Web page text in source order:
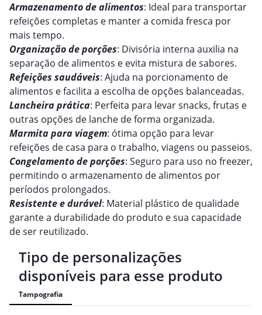
Armazenamento de alimentos: Ideal para transportar
refeições completas e manter a comida fresca por
mais tempo.
Organização de porções: Divisória interna auxilia na
separação de alimentos e evita mistura de sabores.
Refeições saudáveis: Ajuda na porcionamento de
alimentos e facilita a escolha de opções balanceadas.
Lancheira prática: Perfeita para levar snacks, frutas e
outras opções de lanche de forma organizada.
Marmita para viagem: ótima opção para levar
refeições de casa para o trabalho, viagens ou passeios.
Congelamento de porções: Seguro para uso no freezer,
permitindo o armazenamento de alimentos por
períodos prolongados.
Resistente e durável: Material plástico de qualidade
garante a durabilidade do produto e sua capacidade
de ser reutilizado.
Tipo de personalizações
disponíveis para esse produto
Tampografia